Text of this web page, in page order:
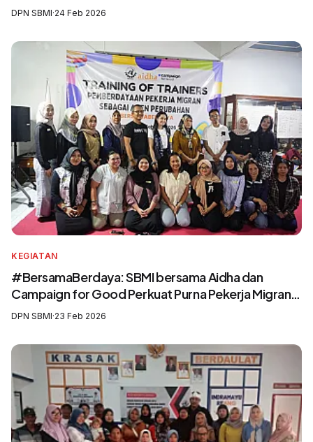
Mengingkari SIP3MI dan Mengabaikan UU
DPN SBMI·24 Feb 2026
KEGIATAN
#BersamaBerdaya: SBMI bersama Aidha dan
Campaign for Good Perkuat Purna Pekerja Migran
sebagai Agen Perubahan dan Pelatih Migrasi Aman
DPN SBMI·23 Feb 2026